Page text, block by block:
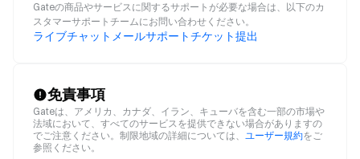
Gateの商品やサービスに関するサポートが必要な場合は、以下のカ
スタマーサポートチームにお問い合わせください。
ライブチャット メールサポートチケット提出
免責事項
Gateは、アメリカ、カナダ、イラン、キューバを含む一部の市場や
法域において、すべてのサービスを提供できない場合がありますの
でご注意ください。制限地域の詳細については、 ユーザー規約をご
参照ください。